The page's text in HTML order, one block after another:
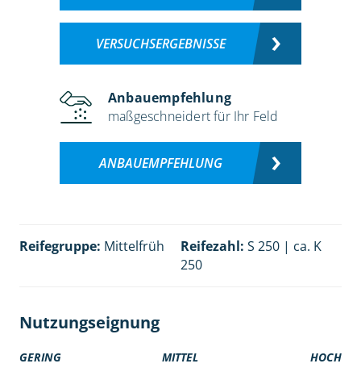
VERSUCHSERGEBNISSE
Anbauempfehlung
maßgeschneidert für Ihr Feld
ANBAUEMPFEHLUNG
Reifegruppe: Mittelfrüh Reifezahl: S 250 | ca. K
250
Nutzungseignung
GERING MITTEL HOCH